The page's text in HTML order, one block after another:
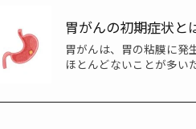
胃がんの初期症状と
胃がんは、胃の粘膜に発
ほとんどないことが多